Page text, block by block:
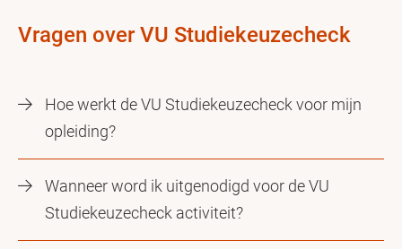
Vragen over VU Studiekeuzecheck
Hoe werkt de VU Studiekeuzecheck voor mijn
opleiding?
Wanneer word ik uitgenodigd voor de VU
Studiekeuzecheck activiteit?